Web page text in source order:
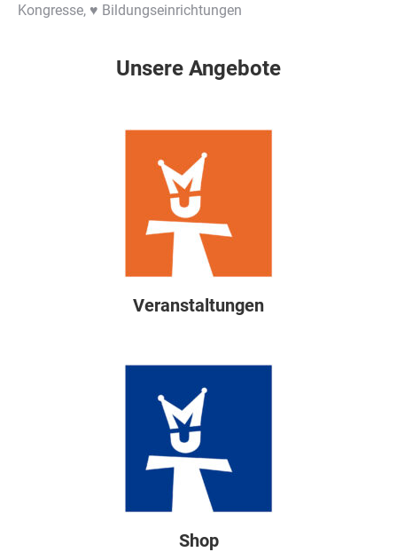
Kongresse, ♥ Bildungseinrichtungen
Unsere Angebote
Veranstaltungen
Shop